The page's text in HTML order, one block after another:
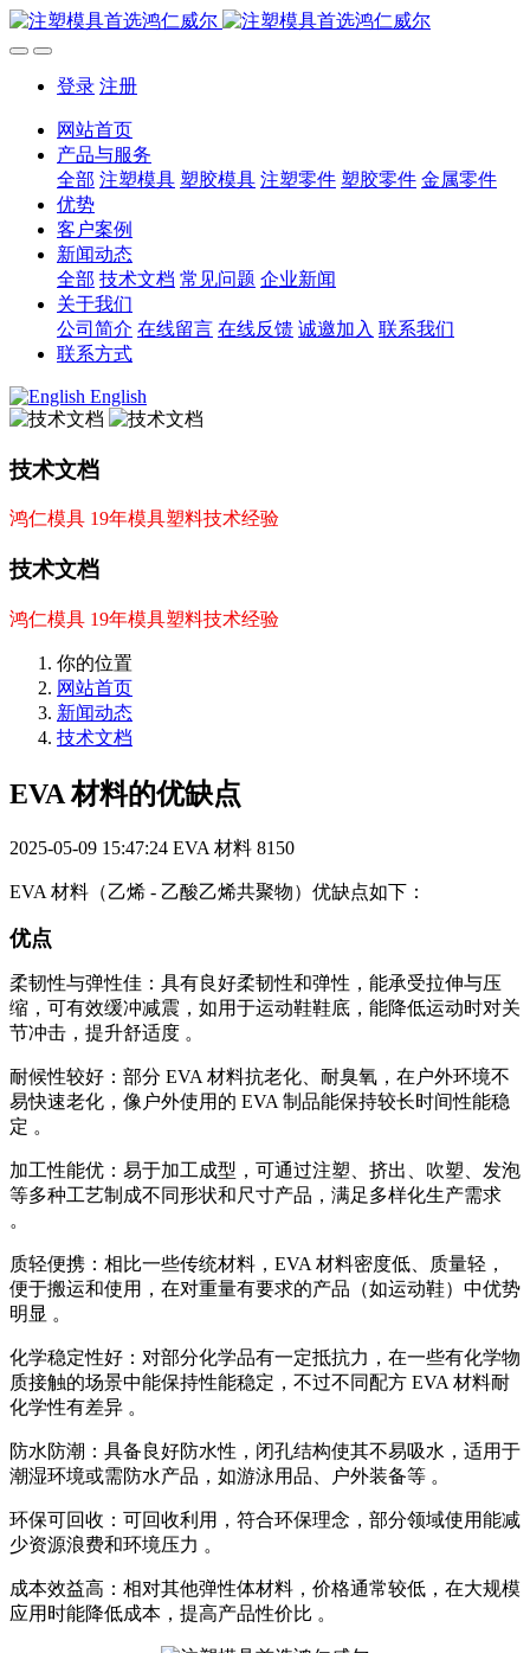
登录 注册
网站首页
产品与服务
全部 注塑模具 塑胶模具 注塑零件 塑胶零件 金属零件
优势
客户案例
新闻动态
全部 技术文档 常见问题 企业新闻
关于我们
公司简介 在线留言 在线反馈 诚邀加入 联系我们
联系方式
English
技术文档
鸿仁模具 19年模具塑料技术经验
技术文档
鸿仁模具 19年模具塑料技术经验
你的位置
网站首页
新闻动态
技术文档
EVA 材料的优缺点
2025-05-09 15:47:24 EVA 材料 8150
EVA 材料（乙烯 - 乙酸乙烯共聚物）优缺点如下：
优点
柔韧性与弹性佳：具有良好柔韧性和弹性，能承受拉伸与压
缩，可有效缓冲减震，如用于运动鞋鞋底，能降低运动时对关
节冲击，提升舒适度 。
耐候性较好：部分 EVA 材料抗老化、耐臭氧，在户外环境不
易快速老化，像户外使用的 EVA 制品能保持较长时间性能稳
定 。
加工性能优：易于加工成型，可通过注塑、挤出、吹塑、发泡
等多种工艺制成不同形状和尺寸产品，满足多样化生产需求
。
质轻便携：相比一些传统材料，EVA 材料密度低、质量轻，
便于搬运和使用，在对重量有要求的产品（如运动鞋）中优势
明显 。
化学稳定性好：对部分化学品有一定抵抗力，在一些有化学物
质接触的场景中能保持性能稳定，不过不同配方 EVA 材料耐
化学性有差异 。
防水防潮：具备良好防水性，闭孔结构使其不易吸水，适用于
潮湿环境或需防水产品，如游泳用品、户外装备等 。
环保可回收：可回收利用，符合环保理念，部分领域使用能减
少资源浪费和环境压力 。
成本效益高：相对其他弹性体材料，价格通常较低，在大规模
应用时能降低成本，提高产品性价比 。